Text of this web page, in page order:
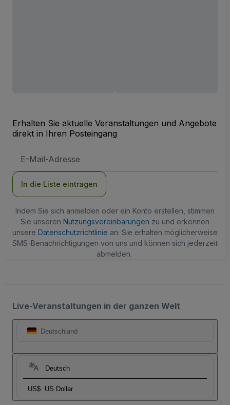
Erhalten Sie aktuelle Veranstaltungen und Angebote
direkt in Ihren Posteingang
Mail-
In die Liste eintragen
Indem Sie sich anmelden oder ein Konto erstellen, stimmen
Sie unseren Nutzungsvereinbarungen zu und erkennen
unsere Datenschutzrichtlinie an. Sie erhalten möglicherweise
SMS-Benachrichtigungen von uns und können sich jederzeit
abmelden.
Live-Veranstaltungen in der ganzen Welt
Deutschland
Deutsch
US$ US Dollar